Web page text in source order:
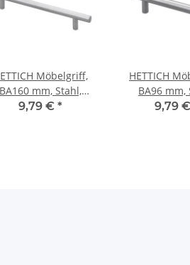
Möbelgriff,
BA160 mm, Stahl,
Aluminium-Optik,
9,79 € *
HETTICH
BA96 mm,
9,79 €